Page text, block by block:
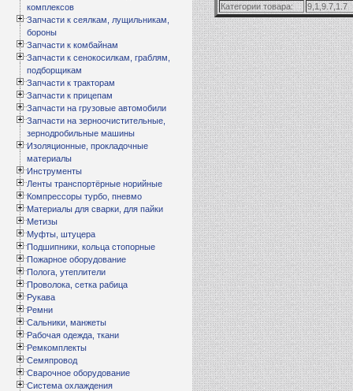
комплексов
Запчасти к сеялкам, лущильникам,
бороны
Запчасти к комбайнам
Запчасти к сенокосилкам, граблям,
подборщикам
Запчасти к тракторам
Запчасти к прицепам
Запчасти на грузовые автомобили
Запчасти на зерноочистительные,
зернодробильные машины
Изоляционные, прокладочные
материалы
Инструменты
Ленты транспортёрные норийные
Компрессоры турбо, пневмо
Материалы для сварки, для пайки
Метизы
Муфты, штуцера
Подшипники, кольца стопорные
Пожарное оборудование
Полога, утеплители
Проволока, сетка рабица
Рукава
Ремни
Сальники, манжеты
Рабочая одежда, ткани
Ремкомплекты
Семяпровод
Сварочное оборудование
Система охлаждения
Категории товара:
9,1,9.7,1.7